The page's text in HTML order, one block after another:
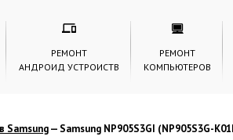
РЕМОНТ
АНДРОИД УСТРОИСТВ
РЕМОНТ
КОМПЬЮТЕРОВ
Samsung— Samsung NP905S3GI (NP905S3G-